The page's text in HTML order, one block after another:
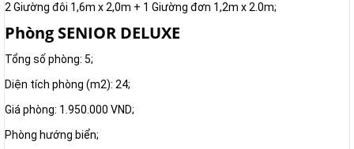
2 Giường đôi 1,6m x 2,0m + 1 Giường đơn 1,2m x 2.0m;
Phòng SENIOR DELUXE
Tổng số phòng: 5;
Diện tích phòng (m2): 24;
Giá phòng: 1.950.000 VND;
Phòng hướng biển;